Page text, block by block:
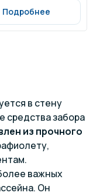
Подробнее
в стену
средства забора
из прочного
важных
Он